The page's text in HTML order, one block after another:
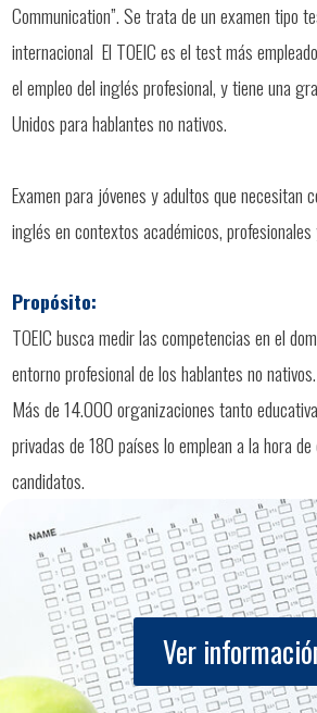
Communication”. Se trata de un examen tipo
internacional El TOEIC es el test más
el empleo del inglés profesional, y tiene una
Unidos para hablantes no nativos.
Examen para jóvenes y adultos que necesitan
inglés en contextos académicos, profesionales
Propósito:
TOEIC busca medir las competencias en el
entorno profesional de los hablantes no nativos.
Más de 14.000 organizaciones tanto
privadas de 180 países lo emplean a la hora
candidatos.
Ver